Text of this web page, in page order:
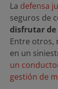
La defensa
seguros de
disfrutar de
Entre otros,
en un
un
gestión de